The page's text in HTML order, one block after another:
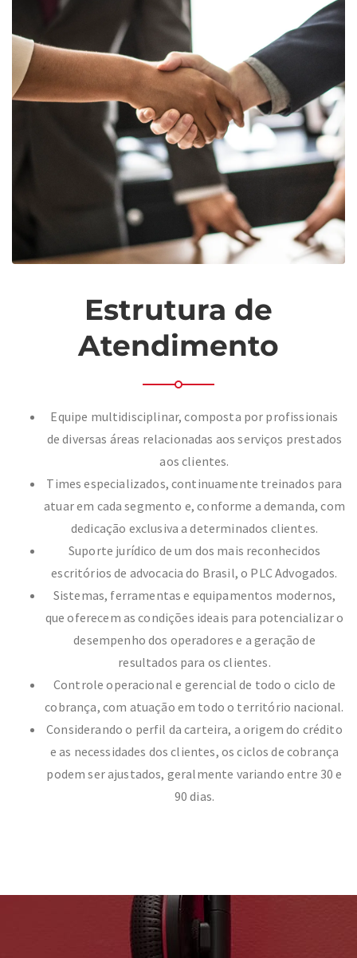
Estrutura de
Atendimento
Equipe multidisciplinar, composta por profissionais
de diversas áreas relacionadas aos serviços prestados
aos clientes.
Times especializados, continuamente treinados para
atuar em cada segmento e, conforme a demanda, com
dedicação exclusiva a determinados clientes.
Suporte jurídico de um dos mais reconhecidos
escritórios de advocacia do Brasil, o PLC Advogados.
Sistemas, ferramentas e equipamentos modernos,
que oferecem as condições ideais para potencializar o
desempenho dos operadores e a geração de
resultados para os clientes.
Controle operacional e gerencial de todo o ciclo de
cobrança, com atuação em todo o território nacional.
Considerando o perfil da carteira, a origem do crédito
e as necessidades dos clientes, os ciclos de cobrança
podem ser ajustados, geralmente variando entre 30 e
90 dias.